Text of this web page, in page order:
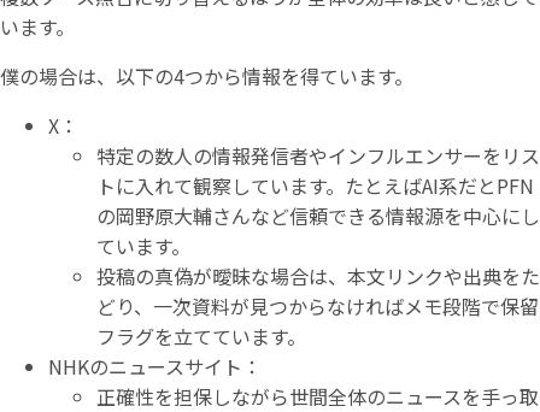
います。
僕の場合は、以下の4つから情報を得ています。
X：
特定の数人の情報発信者やインフルエンサーをリス
トに入れて観察しています。たとえばAI系だとPFN
の岡野原大輔さんなど信頼できる情報源を中心にし
ています。
投稿の真偽が曖昧な場合は、本文リンクや出典をた
どり、一次資料が見つからなければメモ段階で保留
フラグを立てています。
NHKのニュースサイト：
正確性を担保しながら世間全体のニュースを手っ取